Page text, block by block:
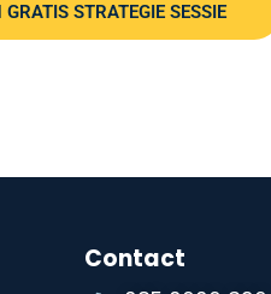
GRATIS STRATEGIE SESSIE
Contact